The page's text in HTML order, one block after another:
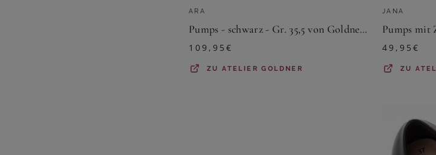
ARA
Pumps - schwarz - Gr. 35,5 von Goldner Fashion
109,95€
ZUATELIER GOLDNER
JANA
49,95€
ZU